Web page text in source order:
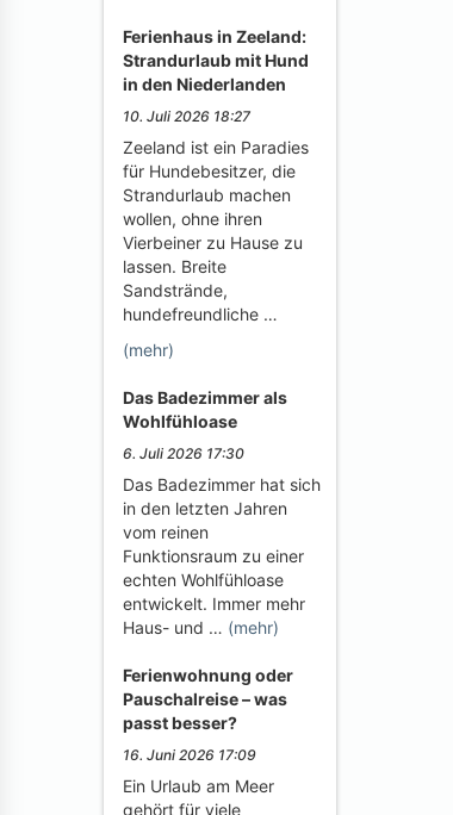
Ferienhaus in Zeeland:
Strandurlaub mit Hund
in den Niederlanden
10. Juli 2026 18:27
Zeeland ist ein Paradies
für Hundebesitzer, die
Strandurlaub machen
wollen, ohne ihren
Vierbeiner zu Hause zu
lassen. Breite
Sandstrände,
hundefreundliche …
(mehr)
Das Badezimmer als
Wohlfühloase
6. Juli 2026 17:30
Das Badezimmer hat sich
in den letzten Jahren
vom reinen
Funktionsraum zu einer
echten Wohlfühloase
entwickelt. Immer mehr
Haus- und … (mehr)
Ferienwohnung oder
Pauschalreise – was
passt besser?
16. Juni 2026 17:09
Ein Urlaub am Meer
gehört für viele